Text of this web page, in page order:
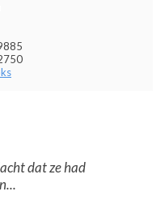
dat ze had